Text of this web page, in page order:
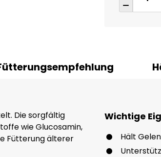
Die sorgfältig
wie Glucosamin,
Fütterung älterer
Wichtige
Hält